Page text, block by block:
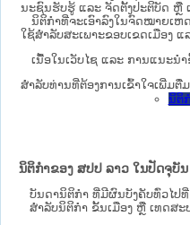
ນິຕິ
ນະ​ຊົນ​ຮັບ​ຮູ້ ແລະ ຈັດ​ຕັ້ງ​ປະ​ຕິ​ບັດ ຫຼື
ນິ​ຕິ​ກຳ​ທີ່​ຈະ​ເອົາ​ລົງ​ໃນ​ຈົດ​ໝາຍ​ເຫ
ໃຊ້​ສຳ​ລັບ​ສະ​ເພາະ​ຂອບ​ເຂດ​ເມືອງ
ເນື້ອໃນ​ເວັບ​ໄຊ​ ແລະ ການແນະນໍ
ສໍາລັບທ່ານທີ່ຕ້ອງການເຂົ້າໃຈເພີ່ມຕື່
ນິຕິກຳຂອງ ສປປ ລາວ ໃນປັດຈຸບັ
ບັນດານິຕິກໍາ ທີ່ມີຜົນບັງຄັບທົ່ວໄປ
ສຳລັບນິ​ຕິ​ກຳ ຂັ້ນເມືອງ ຫຼື ເທດ​ສະ​